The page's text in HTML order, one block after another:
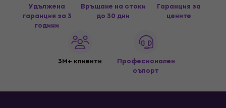
Удължена
гаранция за 3
години
Връщане на стоки
до 30 дни
Гаранция за
цените
3M+ клиенти
Професионален
съпорт